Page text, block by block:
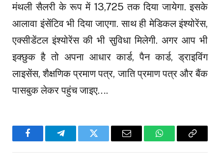
मंथली सैलरी के रूप में ₹13,725 तक दिया जायेगा. इसके
आलावा इंसेंटिव भी दिया जाएगा. साथ ही मेडिकल इंश्योरेंस,
एक्सीडेंटल इंश्योरेंस की भी सुविधा मिलेगी. अगर आप भी
इक्छुक है तो अपना आधार कार्ड, पैन कार्ड, ड्राइविंग
लाइसेंस, शैक्षणिक प्रमाण पत्र, जाति प्रमाण पत्र और बैंक
पासबुक लेकर पहुंच जाइए….
FacebookTelegramTwitter Email WhatsAppCopy